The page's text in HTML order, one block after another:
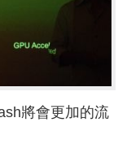
將會更加的流